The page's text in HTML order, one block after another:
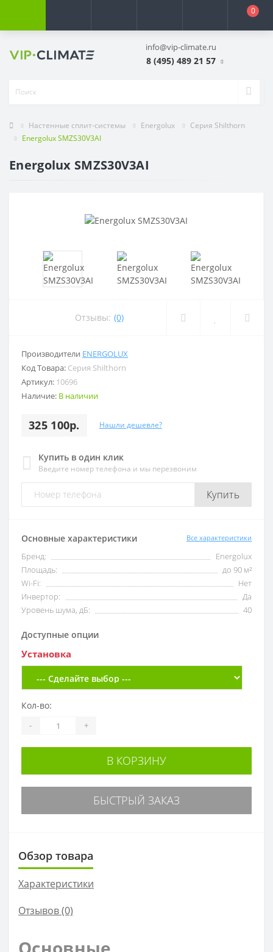
0
info@vip-climate.ru
8 (495) 489 21 57
Настенные сплит-системы Energolux
Серия Shilthorn
Energolux SMZS30V3AI
Energolux SMZS30V3AI
Отзывы: (0)
Производители ENERGOLUX
Код Товара: Серия Shilthorn
Артикул: 10696
Наличие: В наличии
325 100р. Нашли дешевле?
Купить в один клик
Введите номер телефона и мы перезвоним
Купить
Основные характеристики Все характеристики
Бренд:
Energolux
Площадь:
до 90 м²
Wi-Fi:
Нет
Инвертор:
Да
Уровень шума, дБ:
40
Доступные опции
Установка
Кол-во:
- +
В КОРЗИНУ
БЫСТРЫЙ ЗАКАЗ
Обзор товара
Характеристики
Отзывов (0)